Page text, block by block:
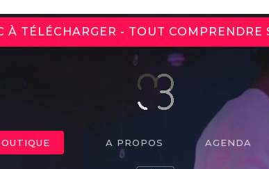
À TÉLÉCHARGER - TOUT COMPRENDRE
A PROPOS AGENDA